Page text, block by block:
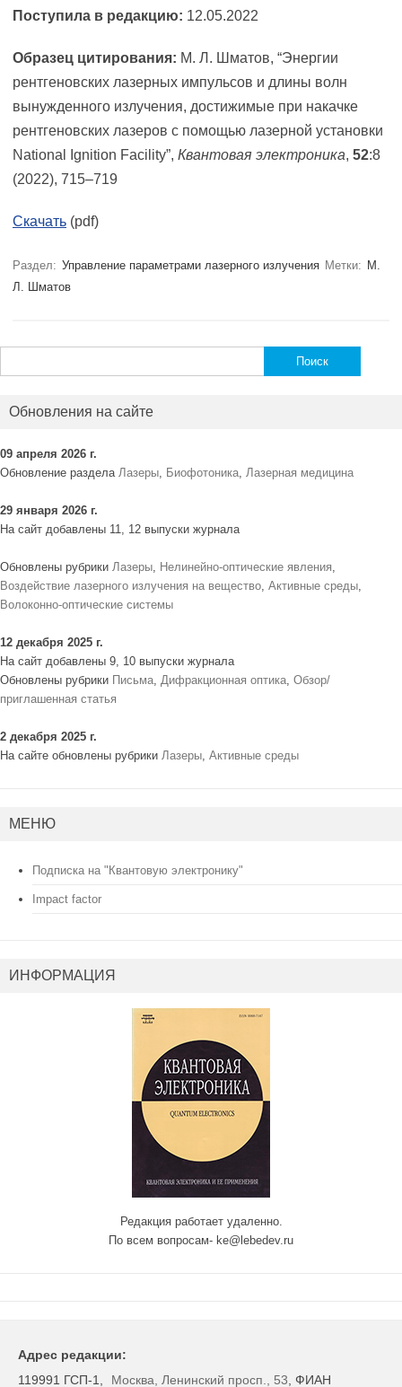
Поступила в редакцию: 12.05.2022
Образец цитирования: М. Л. Шматов, “Энергии
рентгеновских лазерных импульсов и длины волн
вынужденного излучения, достижимые при накачке
рентгеновских лазеров с помощью лазерной установки
National Ignition Facility”, Квантовая электроника, 52:8
(2022), 715–719
Скачать (pdf)
Раздел: Управление параметрами лазерного излучения Метки: М.
Л. Шматов
Обновления на сайте
09 апреля 2026 г.
Обновление раздела Лазеры, Биофотоника, Лазерная медицина
29 января 2026 г.
На сайт добавлены 11, 12 выпуски журнала
Обновлены рубрики Лазеры, Нелинейно-оптические явления,
Воздействие лазерного излучения на вещество, Активные среды,
Волоконно-оптические системы
12 декабря 2025 г.
На сайт добавлены 9, 10 выпуски журнала
Обновлены рубрики Письма, Дифракционная оптика, Обзор/
приглашенная статья
2 декабря 2025 г.
На сайте обновлены рубрики Лазеры, Активные среды
МЕНЮ
Подписка на "Квантовую электронику"
Impact factor
ИНФОРМАЦИЯ
Редакция работает удаленно.
По всем вопросам- ke@lebedev.ru
Адрес редакции:
119991 ГСП-1,
Москва, Ленинский просп., 53 , ФИАН